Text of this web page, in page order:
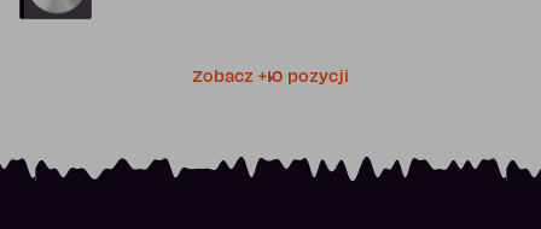
Zobacz +10 pozycji